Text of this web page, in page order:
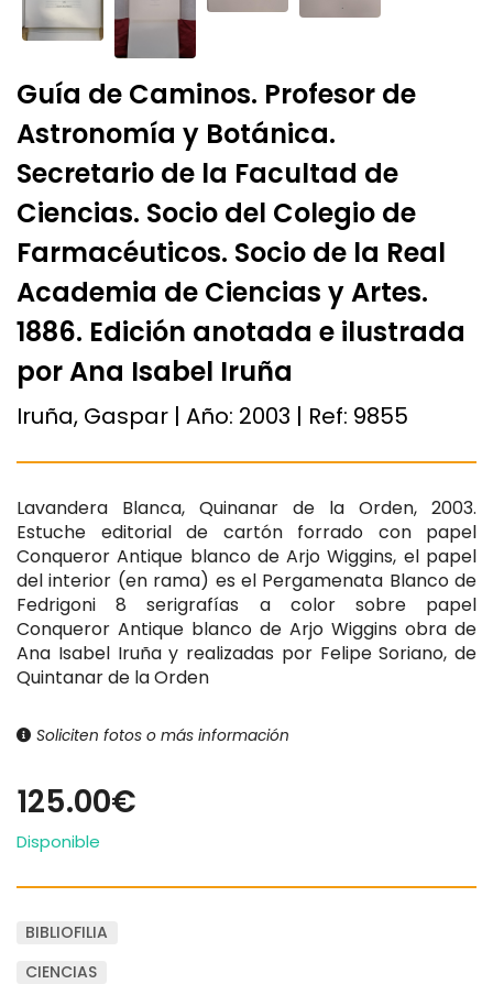
Guía de Caminos. Profesor de
Astronomía y Botánica.
Secretario de la Facultad de
Ciencias. Socio del Colegio de
Farmacéuticos. Socio de la Real
Academia de Ciencias y Artes.
1886. Edición anotada e ilustrada
por Ana Isabel Iruña
Iruña, Gaspar | Año: 2003 | Ref: 9855
Lavandera Blanca, Quinanar de la Orden, 2003.
Estuche editorial de cartón forrado con papel
Conqueror Antique blanco de Arjo Wiggins, el papel
del interior (en rama) es el Pergamenata Blanco de
Fedrigoni 8 serigrafías a color sobre papel
Conqueror Antique blanco de Arjo Wiggins obra de
Ana Isabel Iruña y realizadas por Felipe Soriano, de
Quintanar de la Orden
Soliciten fotos o más información
125.00€
Disponible
BIBLIOFILIA
CIENCIAS